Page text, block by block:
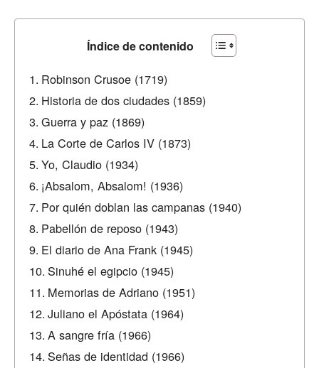
Índice de contenido
Robinson Crusoe (1719)
Historia de dos ciudades (1859)
Guerra y paz (1869)
La Corte de Carlos IV (1873)
Yo, Claudio (1934)
¡Absalom, Absalom! (1936)
Por quién doblan las campanas (1940)
Pabellón de reposo (1943)
El diario de Ana Frank (1945)
Sinuhé el egipcio (1945)
Memorias de Adriano (1951)
Juliano el Apóstata (1964)
A sangre fría (1966)
Señas de identidad (1966)